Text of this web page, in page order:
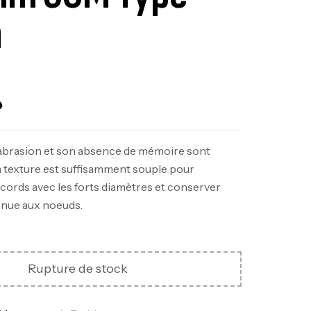
et son absence de mémoire sont
texture est suffisamment souple pour
avec les forts diamètres et conserver
aux noeuds.
Rupture de stock
Jigging Sunset Massive Attack
120/250gr 30kg
, Jigging
د.ت379,000
Kalli Kunnan Funda 1.70m